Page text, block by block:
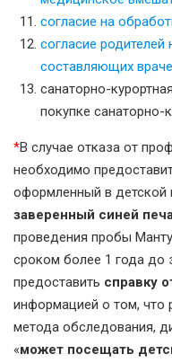
согласие на
согласие родителей
составляющих
санаторно-
покупке санаторно-
*В случае отказа от
необходимо
оформленный в детской
заверенный синей
проведения пробы
сроком более 1 года до
предоставить справку
информацией о том, что
метода обследования,
«может посещать